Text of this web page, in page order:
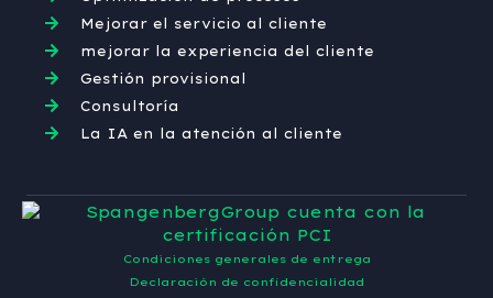
Mejorar el servicio al cliente
mejorar la experiencia del cliente
Gestión provisional
Consultoría
La IA en la atención al cliente
Condiciones generales de entrega
Declaración de confidencialidad